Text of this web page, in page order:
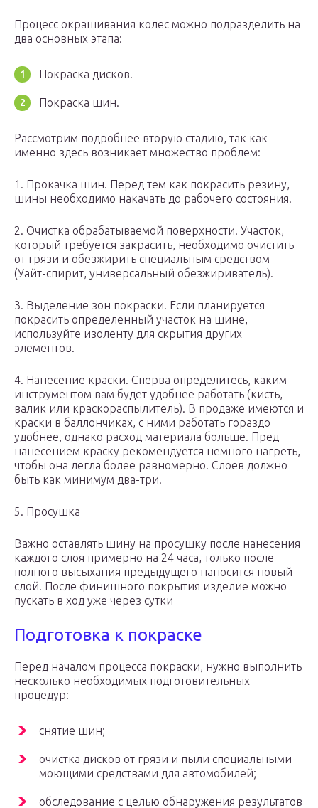
Процесс окрашивания колес можно подразделить на
два основных этапа:
Покраска дисков.
Покраска шин.
Рассмотрим подробнее вторую стадию, так как
именно здесь возникает множество проблем:
1. Прокачка шин. Перед тем как покрасить резину,
шины необходимо накачать до рабочего состояния.
2. Очистка обрабатываемой поверхности. Участок,
который требуется закрасить, необходимо очистить
от грязи и обезжирить специальным средством
(Уайт-спирит, универсальный обезжириватель).
3. Выделение зон покраски. Если планируется
покрасить определенный участок на шине,
используйте изоленту для скрытия других
элементов.
4. Нанесение краски. Сперва определитесь, каким
инструментом вам будет удобнее работать (кисть,
валик или краскораспылитель). В продаже имеются и
краски в баллончиках, с ними работать гораздо
удобнее, однако расход материала больше. Пред
нанесением краску рекомендуется немного нагреть,
чтобы она легла более равномерно. Слоев должно
быть как минимум два-три.
5. Просушка
Важно оставлять шину на просушку после нанесения
каждого слоя примерно на 24 часа, только после
полного высыхания предыдущего наносится новый
слой. После финишного покрытия изделие можно
пускать в ход уже через сутки
Подготовка к покраске
Перед началом процесса покраски, нужно выполнить
несколько необходимых подготовительных
процедур:
снятие шин;
очистка дисков от грязи и пыли специальными
моющими средствами для автомобилей;
обследование с целью обнаружения результатов